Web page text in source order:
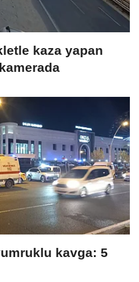
kaza yapan
kavga: 5